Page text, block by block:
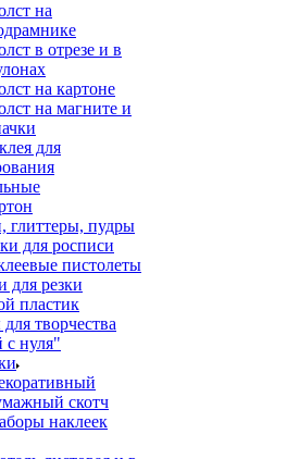
на
в отрезе и в
на картоне
на магните и
для
глиттеры, пудры
для росписи
пистолеты
для резки
пластик
творчества
с нуля"
скотч
наклеек